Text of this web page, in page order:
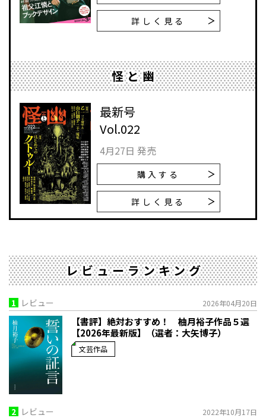
詳しく見る
怪と幽
最新号
Vol.022
4月27日 発売
購入する
詳しく見る
レビューランキング
1 レビュー 2026年04月20日
【書評】絶対おすすめ！ 柚月裕子作品５選
【2026年最新版】（選者：大矢博子）
文芸作品
2 レビュー 2022年10月17日